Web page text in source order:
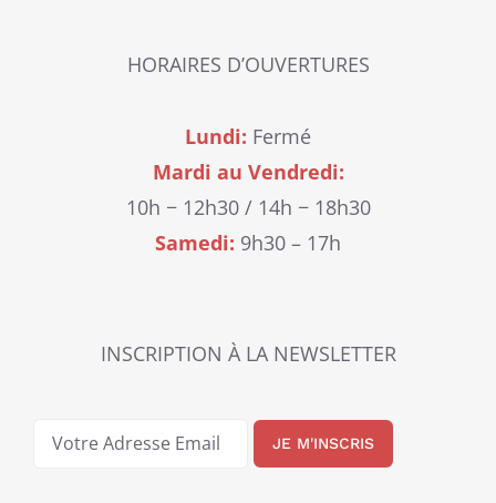
HORAIRES D’OUVERTURES
Lundi: Fermé
Mardi au Vendredi:
10h − 12h30 / 14h − 18h30
Samedi: 9h30 – 17h
INSCRIPTION À LA NEWSLETTER
JE M'INSCRIS